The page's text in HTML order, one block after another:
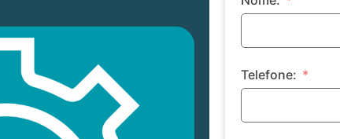
Telefone: